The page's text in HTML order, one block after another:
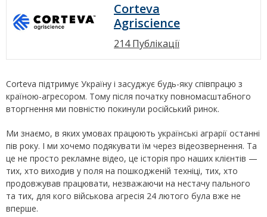
Corteva
Agriscience
214 Публікації
Corteva підтримує Україну і засуджує будь-яку співпрацю з
країною-агресором. Тому після початку повномасштабного
вторгнення ми повністю покинули російський ринок.
Ми знаємо, в яких умовах працюють українські аграрії останні
пів року. І ми хочемо подякувати їм через відеозвернення. Та
це не просто рекламне відео, це історія про наших клієнтів —
тих, хто виходив у поля на пошкодженій техніці, тих, хто
продовжував працювати, незважаючи на нестачу пального
та тих, для кого військова агресія 24 лютого була вже не
вперше.